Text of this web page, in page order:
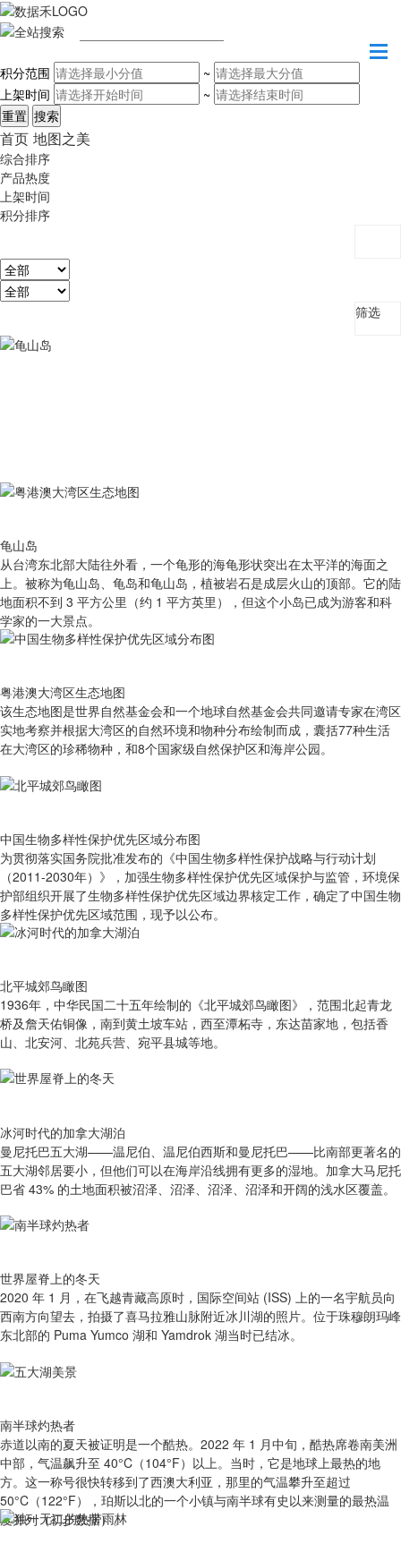
积分范围
~
上架时间
~
首页 地图之美
综合排序
产品热度
上架时间
积分排序
筛选
龟山岛
从台湾东北部大陆往外看，一个龟形的海龟形状突出在太平洋的海面之
上。被称为龟山岛、龟岛和龟山岛，植被岩石是成层火山的顶部。它的陆
地面积不到 3 平方公里（约 1 平方英里），但这个小岛已成为游客和科
学家的一大景点。
粤港澳大湾区生态地图
该生态地图是世界自然基金会和一个地球自然基金会共同邀请专家在湾区
实地考察并根据大湾区的自然环境和物种分布绘制而成，囊括77种生活
在大湾区的珍稀物种，和8个国家级自然保护区和海岸公园。
中国生物多样性保护优先区域分布图
为贯彻落实国务院批准发布的《中国生物多样性保护战略与行动计划
（2011-2030年）》，加强生物多样性保护优先区域保护与监管，环境保
护部组织开展了生物多样性保护优先区域边界核定工作，确定了中国生物
多样性保护优先区域范围，现予以公布。
北平城郊鸟瞰图
1936年，中华民国二十五年绘制的《北平城郊鸟瞰图》，范围北起青龙
桥及詹天佑铜像，南到黄土坡车站，西至潭柘寺，东达苗家地，包括香
山、北安河、北苑兵营、宛平县城等地。
冰河时代的加拿大湖泊
曼尼托巴五大湖——温尼伯、温尼伯西斯和曼尼托巴——比南部更著名的
五大湖邻居要小，但他们可以在海岸沿线拥有更多的湿地。加拿大马尼托
巴省 43% 的土地面积被沼泽、沼泽、沼泽、沼泽和开阔的浅水区覆盖。
世界屋脊上的冬天
2020 年 1 月，在飞越青藏高原时，国际空间站 (ISS) 上的一名宇航员向
西南方向望去，拍摄了喜马拉雅山脉附近冰川湖的照片。位于珠穆朗玛峰
东北部的 Puma Yumco 湖和 Yamdrok 湖当时已结冰。
南半球灼热者
赤道以南的夏天被证明是一个酷热。2022 年 1 月中旬，酷热席卷南美洲
中部，气温飙升至 40°C（104°F）以上。当时，它是地球上最热的地
方。这一称号很快转移到了西澳大利亚，那里的气温攀升至超过
50°C（122°F），珀斯以北的一个小镇与南半球有史以来测量的最热温
度并列（初步数据）。